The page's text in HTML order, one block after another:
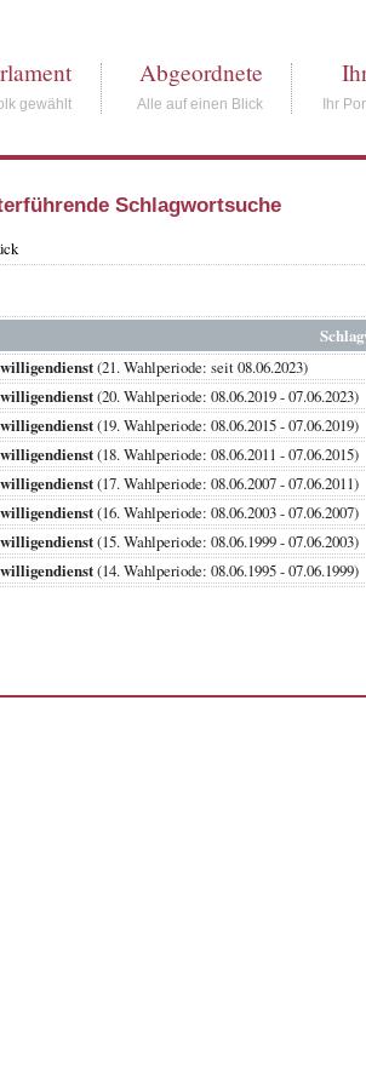
gewählt
Abgeordnete
Alle auf einen Blick Ihr
Schlagwortsuche
(21. Wahlperiode: seit 08.06.2023)
(20. Wahlperiode: 08.06.2019 -
(19. Wahlperiode: 08.06.2015 -
(18. Wahlperiode: 08.06.2011 -
(17. Wahlperiode: 08.06.2007 -
(16. Wahlperiode: 08.06.2003 -
(15. Wahlperiode: 08.06.1999 -
(14. Wahlperiode: 08.06.1995 -